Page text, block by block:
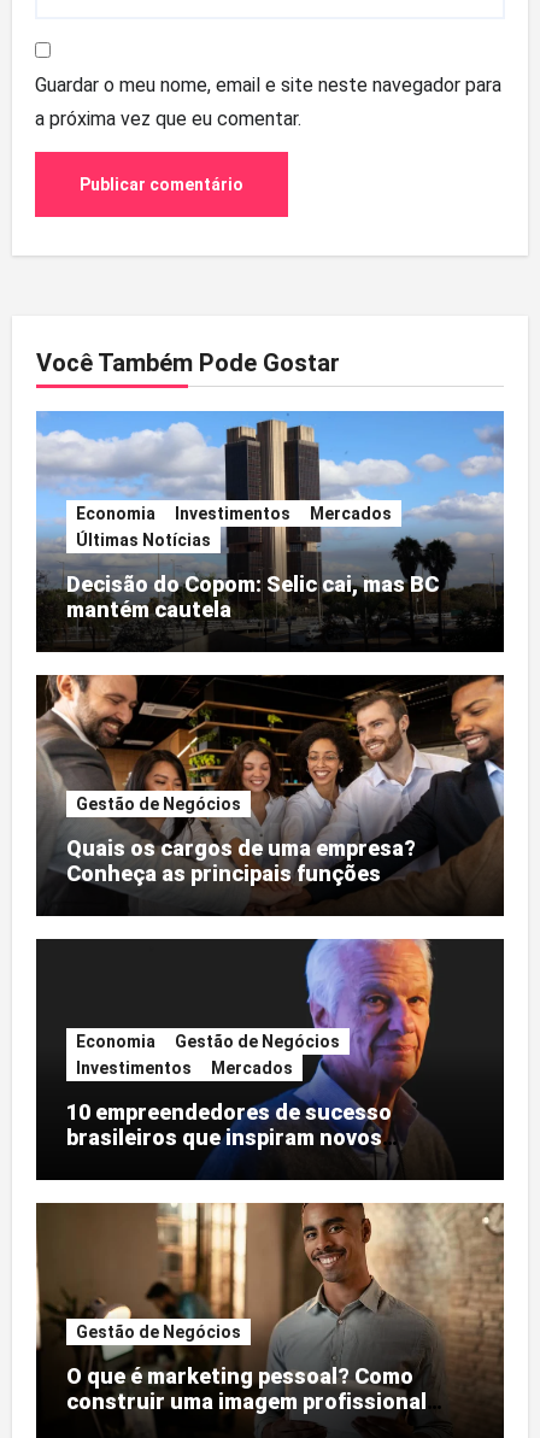
Guardar o meu nome, email e site neste navegador para
a próxima vez que eu comentar.
Você Também Pode Gostar
Economia Investimentos
Mercados
Últimas Notícias
Decisão do Copom: Selic cai, mas BC
mantém cautela
Gestão de Negócios
Quais os cargos de uma empresa?
Conheça as principais funções
Economia
Gestão de Negócios
Investimentos
Mercados
10 empreendedores de sucesso
brasileiros que inspiram novos
Gestão de Negócios
O que é marketing pessoal? Como
construir uma imagem profissional
forte